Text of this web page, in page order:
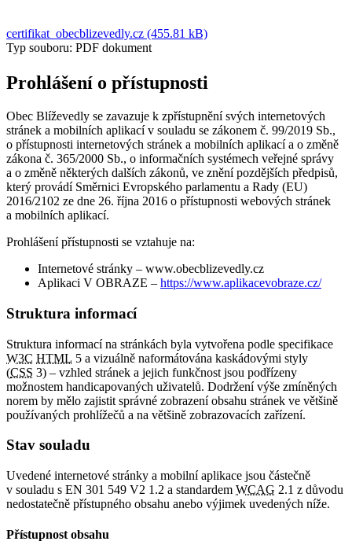
certifikat_obecblizevedly.cz (455.81 kB)
Typ souboru: PDF dokument
Prohlášení o přístupnosti
Obec Blíževedly se zavazuje k zpřístupnění svých internetových
stránek a mobilních aplikací v souladu se zákonem č. 99/2019 Sb.,
o přístupnosti internetových stránek a mobilních aplikací a o změně
zákona č. 365/2000 Sb., o informačních systémech veřejné správy
a o změně některých dalších zákonů, ve znění pozdějších předpisů,
který provádí Směrnici Evropského parlamentu a Rady (EU)
2016/2102 ze dne 26. října 2016 o přístupnosti webových stránek
a mobilních aplikací.
Prohlášení přístupnosti se vztahuje na:
Internetové stránky – www.obecblizevedly.cz
Aplikaci V OBRAZE – https://www.aplikacevobraze.cz/
Struktura informací
Struktura informací na stránkách byla vytvořena podle specifikace
W3C HTML 5 a vizuálně naformátována kaskádovými styly
(CSS 3) – vzhled stránek a jejich funkčnost jsou podřízeny
možnostem handicapovaných uživatelů. Dodržení výše zmíněných
norem by mělo zajistit správné zobrazení obsahu stránek ve většině
používaných prohlížečů a na většině zobrazovacích zařízení.
Stav souladu
Uvedené internetové stránky a mobilní aplikace jsou částečně
v souladu s EN 301 549 V2 1.2 a standardem WCAG 2.1 z důvodu
nedostatečně přístupného obsahu anebo výjimek uvedených níže.
Přístupnost obsahu